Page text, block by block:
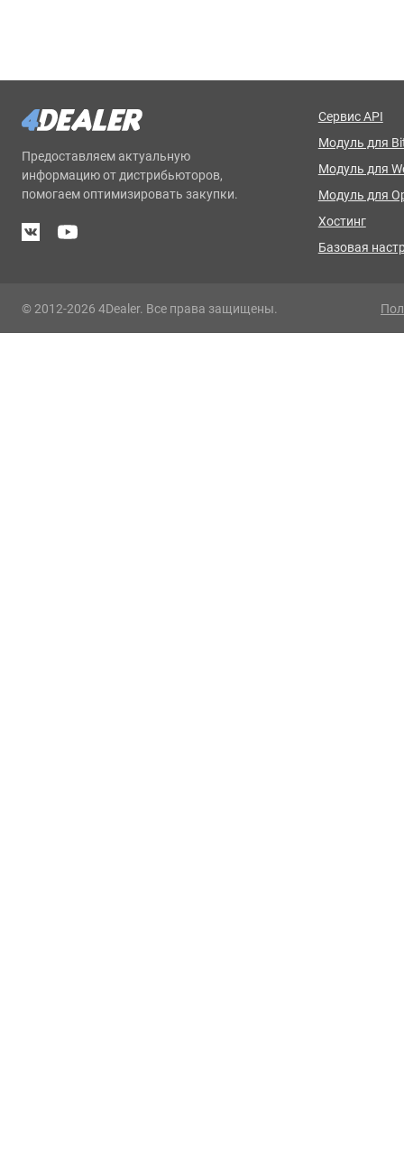
Предоставляем актуальную
информацию от дистрибьюторов,
помогаем оптимизировать закупки.
Сервис API
Модуль для
Модуль для
Модуль для
Хостинг
Базовая
© 2012-2026 4Dealer. Все права защищены.